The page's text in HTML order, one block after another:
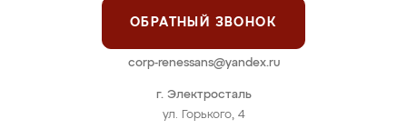
г. Электросталь
ул. Горького, 4
ОБРАТНЫЙ ЗВОНОК
corp-renessans@yandex.ru